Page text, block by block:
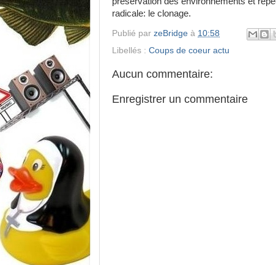
radicale: le clonage.
Publié par zeBridge à 10:58
Libellés : Coups de coeur actu
Aucun commentaire:
Enregistrer un commentaire